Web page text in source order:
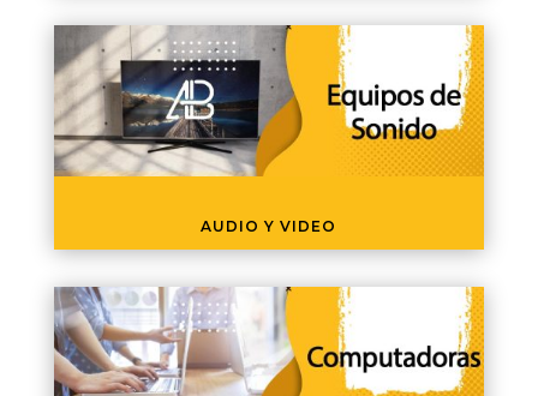
AUDIO Y VIDEO